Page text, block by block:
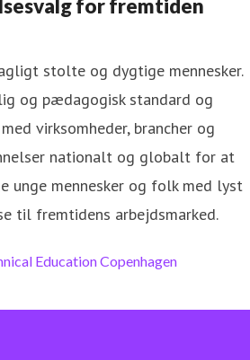
stolte og dygtige mennesker.
og pædagogisk standard og
virksomheder, brancher og
nationalt og globalt for at
unge mennesker og folk med lyst
til fremtidens arbejdsmarked.